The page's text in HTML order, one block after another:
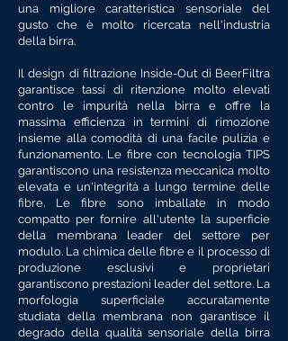
una migliore caratteristica sensoriale del
gusto che è molto ricercata nell'industria
della birra.
Il design di filtrazione Inside-Out di BeerFiltra
garantisce tassi di ritenzione molto elevati
contro le impurità nella birra e offre la
massima efficienza in termini di rimozione
insieme alla comodità di una facile pulizia e
funzionamento. Le fibre con tecnologia TIPS
garantiscono una resistenza meccanica molto
elevata e un'integrità a lungo termine delle
fibre. Le fibre sono imballate in modo
compatto per fornire all'utente la superficie
della membrana leader del settore per
modulo. La chimica delle fibre e il processo di
produzione esclusivi e proprietari
garantiscono prestazioni leader del settore. La
morfologia superficiale accuratamente
studiata della membrana non garantisce il
degrado della qualità sensoriale della birra